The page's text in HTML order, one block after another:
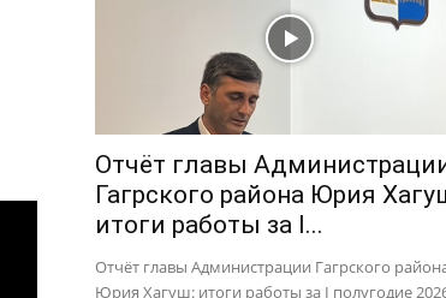
Отчёт главы
Гагрского района Юрия
итоги работы за I...
Отчёт главы Администрации Гагрского
Юрия Хагуш: итоги работы за I полугодие